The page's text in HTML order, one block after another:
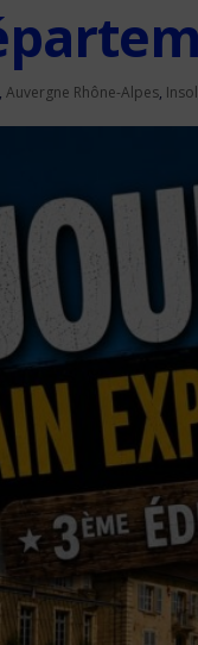
,Auvergne Rhône-Alpes,